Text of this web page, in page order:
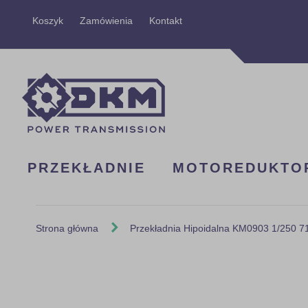
Koszyk Zamówienia KontaktPrzejdź
PRZEKŁADNIE
Strona główna Przekładnia Hipoidalna KM0903 1/250